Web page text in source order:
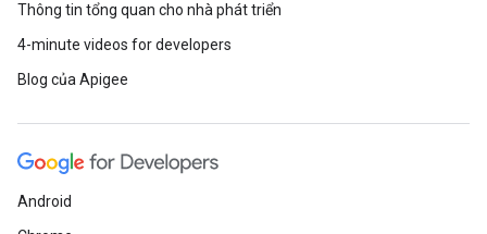
Thông tin tổng quan cho nhà phát triển
4-minute videos for developers
Blog của Apigee
Android